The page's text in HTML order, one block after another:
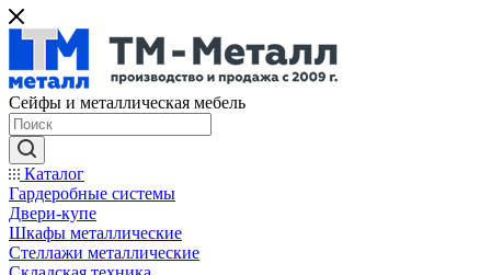
Сейфы и металлическая мебель
Каталог
Гардеробные системы
Двери-купе
Шкафы металлические
Стеллажи металлические